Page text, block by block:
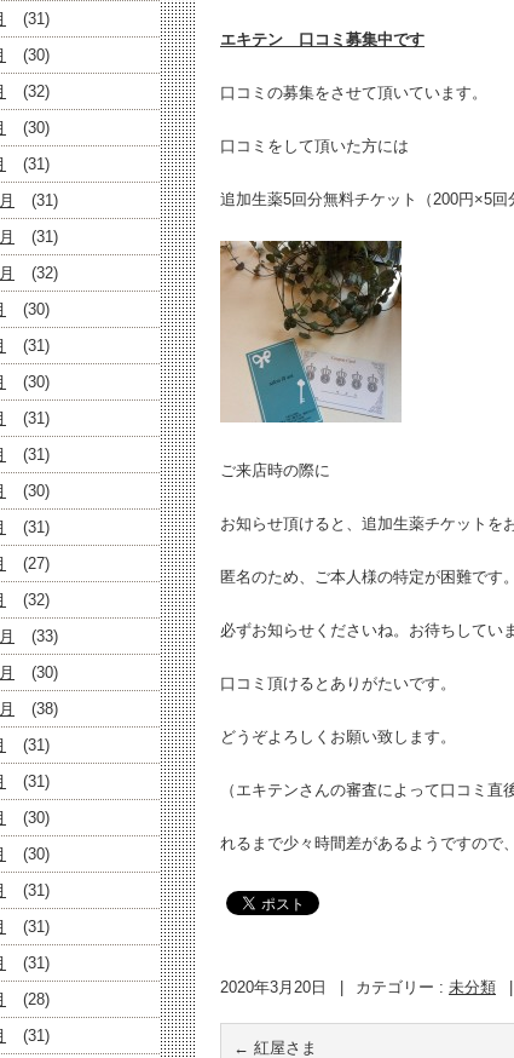
エキテン 口コミ募集中です
口コミの募集をさせて頂いています。
口コミをして頂いた方には
追加生薬5回分無料チケット（200円×5回
ご来店時の際に
お知らせ頂けると、追加生薬チケットを
匿名のため、ご本人様の特定が困難です。
必ずお知らせくださいね。お待ちしてい
口コミ頂けるとありがたいです。
どうぞよろしくお願い致します。
（エキテンさんの審査によって口コミ
れるまで少々時間差があるようですので
2020年3月20日 カテゴリー : 未分類
← 紅屋さま
(31)
(30)
(32)
(30)
(31)
(31)
(31)
(32)
(30)
(31)
(30)
(31)
(31)
(30)
(31)
(27)
(32)
(33)
(30)
(38)
(31)
(31)
(30)
(30)
(31)
(31)
(31)
(28)
(31)